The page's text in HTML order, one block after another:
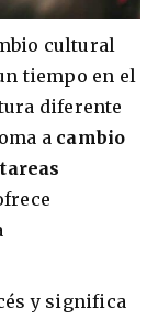
cultural
tiempo en el
diferente
a cambio
y significa